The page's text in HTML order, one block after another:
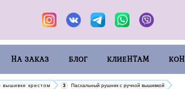
НА ЗАКАЗ БЛОГ КЛИЕНТАМ
вышивке крестом Пасхальный рушник с ручной вышивкой